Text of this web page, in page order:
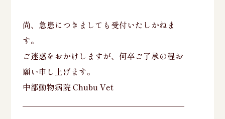
尚、急患につきましても受付いたしかねま
す。
ご迷惑をおかけしますが、何卒ご了承の程お
願い申し上げます。
中部動物病院 Chubu Vet